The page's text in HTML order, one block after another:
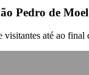
Pedro de
até ao